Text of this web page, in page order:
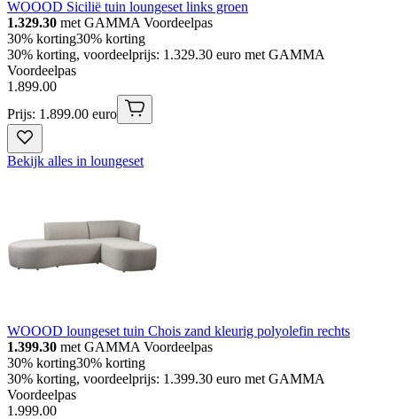
WOOOD Sicilië tuin loungeset links groen
1.329.30 met GAMMA Voordeelpas
30% korting30% korting
30% korting, voordeelprijs: 1.329.30 euro met GAMMA
Voordeelpas
1 .899.00
Prijs: 1.899.00 euro
Bekijk alles in loungeset
WOOOD loungeset tuin Chois zand kleurig polyolefin rechts
1.399.30 met GAMMA Voordeelpas
30% korting30% korting
30% korting, voordeelprijs: 1.399.30 euro met GAMMA
Voordeelpas
1 .999.00